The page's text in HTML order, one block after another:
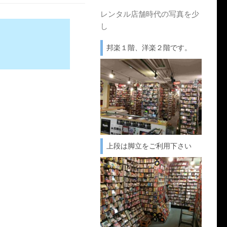
レンタル店舗時代の写真を少
し
邦楽１階、洋楽２階です。
上段は脚立をご利用下さい